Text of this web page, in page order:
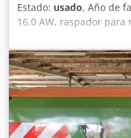
Estado: usado, Año de
16.0 AW, raspador
de presión de
430, punta de reja HD,
unidad / dentado,
Eay Eepfx Alyja